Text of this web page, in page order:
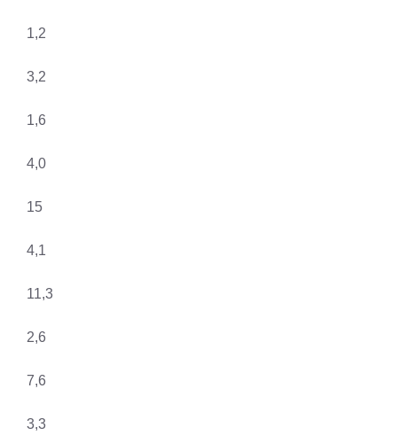
1,2
3,2
1,6
4,0
15
4,1
11,3
2,6
7,6
3,3